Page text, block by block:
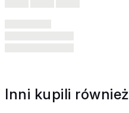
Inni kupili również